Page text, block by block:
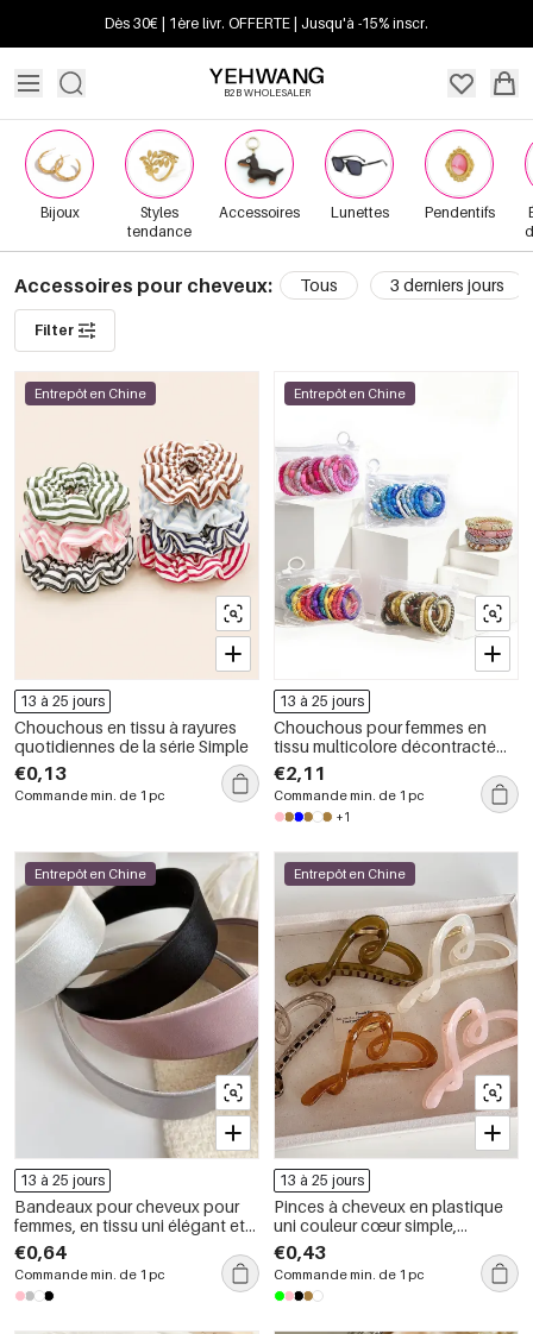
Dès 30€ | 1ère livr. OFFERTE | Jusqu'à -15% inscr.
B2B WHOLESALER
Bijoux
Styles
tendance
Accessoires Lunettes Pendentifs
Accessoires pour cheveux: Tous 3 derniers jours
Filter
Entrepôt en Chine
13 à 25 jours
Chouchous en tissu à rayures
quotidiennes de la série Simple
€0,13
Commande min. de 1 pc
Entrepôt en Chine
13 à 25 jours
Chouchous pour femmes en
tissu multicolore décontracté
de la collection Simple Series
€2,11
Commande min. de 1 pc
+1
Entrepôt en Chine
13 à 25 jours
Bandeaux pour cheveux pour
femmes, en tissu uni élégant et
simple
€0,64
Commande min. de 1 pc
Entrepôt en Chine
13 à 25 jours
Pinces à cheveux en plastique
uni couleur cœur simple,
collection romantique
€0,43
Commande min. de 1 pc